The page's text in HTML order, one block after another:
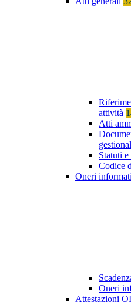
attività
Atti
Statuti
Codice
Oneri
Oneri
Attestazioni